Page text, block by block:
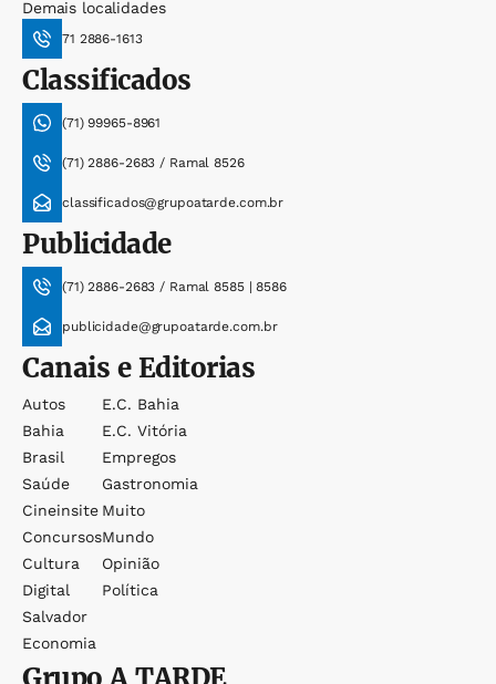
Demais localidades
71 2886-1613
Classificados
(71) 99965-8961
(71) 2886-2683 / Ramal 8526
classificados@grupoatarde.com.br
Publicidade
(71) 2886-2683 / Ramal 8585 | 8586
publicidade@grupoatarde.com.br
Canais e Editorias
Autos
Bahia
Brasil
Saúde
Cineinsite
Concursos
Cultura
Digital
Salvador
Economia
E.c. Bahia
E.c. Vitória
Empregos
Gastronomia
Muito
Mundo
Opinião
Política